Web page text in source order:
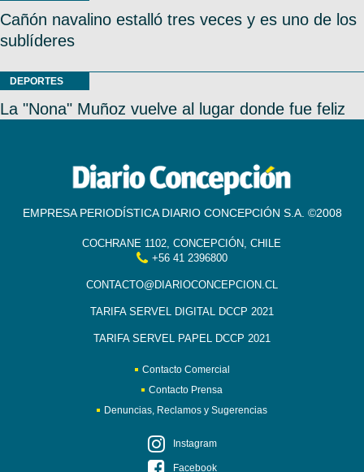
Cañón navalino estalló tres veces y es uno de los
sublíderes
DEPORTES
La "Nona" Muñoz vuelve al lugar donde fue feliz
EMPRESA PERIODÍSTICA DIARIO CONCEPCIÓN S.A. ©2008
COCHRANE 1102, CONCEPCIÓN, CHILE
+56 41 2396800
CONTACTO@DIARIOCONCEPCION.CL
TARIFA SERVEL DIGITAL DCCP 2021
TARIFA SERVEL PAPEL DCCP 2021
Contacto Comercial
Contacto Prensa
Denuncias, Reclamos y Sugerencias
Instagram
Facebook